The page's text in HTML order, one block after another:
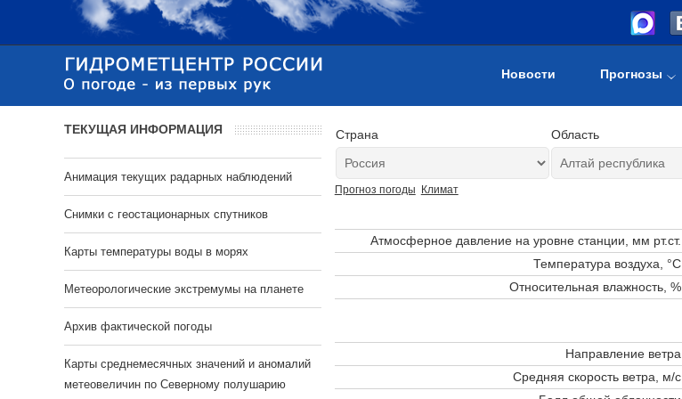
Новости Прогнозы
Страна Область
Прогноз погоды Климат
Атмосферное давление на уровне станции, мм рт.ст.
Температура воздуха, °C
Относительная влажность, %
Направление ветра
Средняя скорость ветра, м/с
ТЕКУЩАЯ ИНФОРМАЦИЯ
Анимация текущих радарных наблюдений
Cнимки с геостационарных спутников
Карты температуры воды в морях
Метеорологические экстремумы на планете
Архив фактической погоды
Карты среднемесячных значений и аномалий
метеовеличин по Северному полушарию